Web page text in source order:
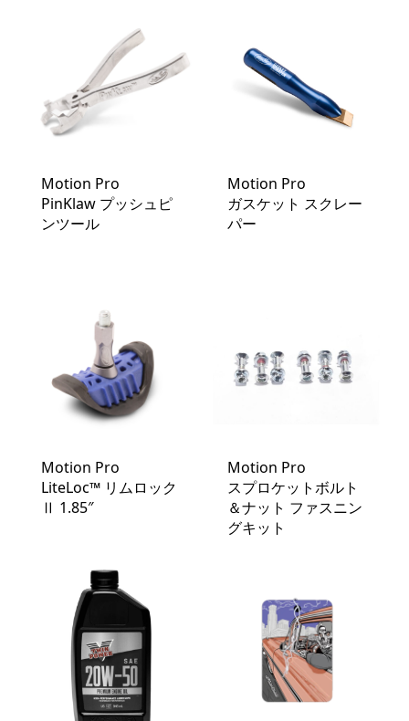
Motion Pro
PinKlaw プッシュピ
ンツール
Motion Pro
ガスケット スクレー
パー
Motion Pro
LiteLoc™️ リムロック
Ⅱ 1.85″
Motion Pro
スプロケットボルト
＆ナット ファスニン
グキット